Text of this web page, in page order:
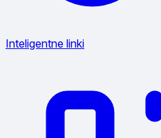
Inteligentne linki